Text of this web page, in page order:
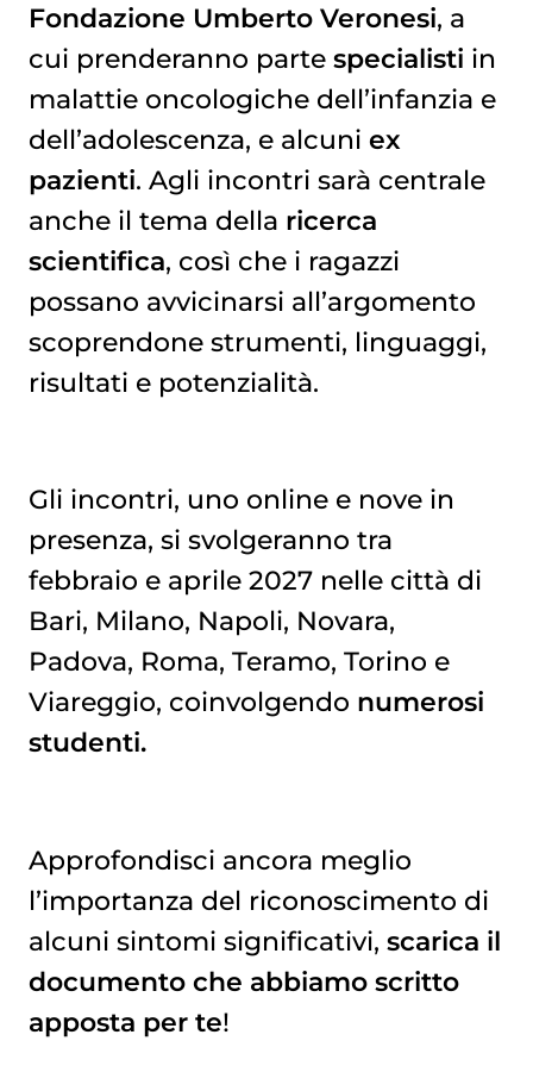
Fondazione Umberto Veronesi, a
cui prenderanno parte specialisti in
malattie oncologiche dell’infanzia e
dell’adolescenza, e alcuni ex
pazienti. Agli incontri sarà centrale
anche il tema della ricerca
scientifica, così che i ragazzi
possano avvicinarsi all’argomento
scoprendone strumenti, linguaggi,
risultati e potenzialità.
Gli incontri, uno online e nove in
presenza, si svolgeranno tra
febbraio e aprile 2027 nelle città di
Bari, Milano, Napoli, Novara,
Padova, Roma, Teramo, Torino e
Viareggio, coinvolgendo numerosi
studenti.
Approfondisci ancora meglio
l’importanza del riconoscimento di
alcuni sintomi significativi, scarica il
documento che abbiamo scritto
apposta per te!